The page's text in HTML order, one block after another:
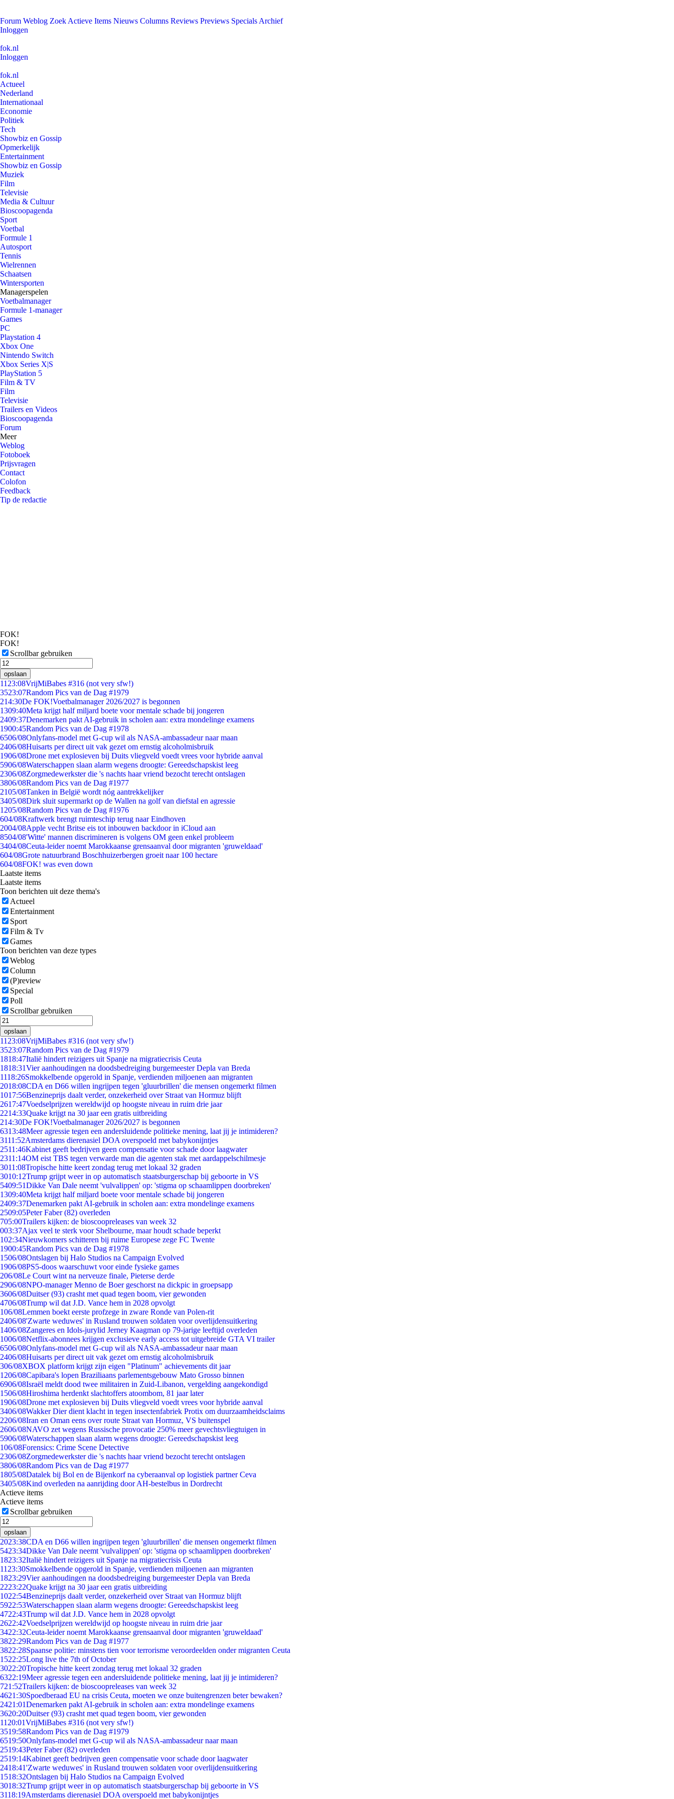
Forum Weblog Zoek Actieve Items Nieuws Columns Reviews Previews Specials Archief
Inloggen
fok.nl
Inloggen
fok.nl
Actueel
Nederland
Internationaal
Economie
Politiek
Tech
Showbiz en Gossip
Opmerkelijk
Entertainment
Showbiz en Gossip
Muziek
Film
Televisie
Media & Cultuur
Bioscoopagenda
Sport
Voetbal
Formule 1
Autosport
Tennis
Wielrennen
Schaatsen
Wintersporten
Managerspelen
Voetbalmanager
Formule 1-manager
Games
PC
Playstation 4
Xbox One
Nintendo Switch
Xbox Series X|S
PlayStation 5
Film & TV
Film
Televisie
Trailers en Videos
Bioscoopagenda
Forum
Meer
Weblog
Fotoboek
Prijsvragen
Contact
Colofon
Feedback
Tip de redactie
FOK!
FOK!
Scrollbar gebruiken
opslaan
11 23:08VrijMiBabes #316 (not very sfw!)
3523:07Random Pics van de Dag #1979
214:30De FOK!Voetbalmanager 2026/2027 is begonnen
1309:40Meta krijgt half miljard boete voor mentale schade bij jongeren
2409:37Denemarken pakt AI-gebruik in scholen aan: extra mondelinge examens
1900:45Random Pics van de Dag #1978
6506/08Onlyfans-model met G-cup wil als NASA-ambassadeur naar maan
2406/08Huisarts per direct uit vak gezet om ernstig alcoholmisbruik
1906/08Drone met explosieven bij Duits vliegveld voedt vrees voor hybride aanval
5906/08Waterschappen slaan alarm wegens droogte: Gereedschapskist leeg
2306/08Zorgmedewerkster die 's nachts haar vriend bezocht terecht ontslagen
3806/08Random Pics van de Dag #1977
2105/08Tanken in België wordt nóg aantrekkelijker
3405/08Dirk sluit supermarkt op de Wallen na golf van diefstal en agressie
1205/08Random Pics van de Dag #1976
604/08Kraftwerk brengt ruimteschip terug naar Eindhoven
2004/08Apple vecht Britse eis tot inbouwen backdoor in iCloud aan
8504/08'Witte' mannen discrimineren is volgens OM geen enkel probleem
3404/08Ceuta-leider noemt Marokkaanse grensaanval door migranten 'gruweldaad'
604/08Grote natuurbrand Boschhuizerbergen groeit naar 100 hectare
604/08FOK! was even down
Laatste items
Laatste items
Toon berichten uit deze thema's
Actueel
Entertainment
Sport
Film & Tv
Games
Toon berichten van deze types
Weblog
Column
(P)review
Special
Poll
Scrollbar gebruiken
opslaan
11 23:08VrijMiBabes #316 (not very sfw!)
3523:07Random Pics van de Dag #1979
1818:47Italië hindert reizigers uit Spanje na migratiecrisis Ceuta
1818:31Vier aanhoudingen na doodsbedreiging burgemeester Depla van Breda
1118:26Smokkelbende opgerold in Spanje, verdienden miljoenen aan migranten
2018:08CDA en D66 willen ingrijpen tegen 'gluurbrillen' die mensen ongemerkt filmen
1017:56Benzineprijs daalt verder, onzekerheid over Straat van Hormuz blijft
2617:47Voedselprijzen wereldwijd op hoogste niveau in ruim drie jaar
2214:33Quake krijgt na 30 jaar een gratis uitbreiding
214:30De FOK!Voetbalmanager 2026/2027 is begonnen
6313:48Meer agressie tegen een andersluidende politieke mening, laat jij je intimideren?
3111:52Amsterdams dierenasiel DOA overspoeld met babykonijntjes
2511:46Kabinet geeft bedrijven geen compensatie voor schade door laagwater
2311:14OM eist TBS tegen verwarde man die agenten stak met aardappelschilmesje
3011:08Tropische hitte keert zondag terug met lokaal 32 graden
3010:12Trump grijpt weer in op automatisch staatsburgerschap bij geboorte in VS
5409:51Dikke Van Dale neemt 'vulvalippen' op: 'stigma op schaamlippen doorbreken'
1309:40Meta krijgt half miljard boete voor mentale schade bij jongeren
2409:37Denemarken pakt AI-gebruik in scholen aan: extra mondelinge examens
2509:05Peter Faber (82) overleden
705:00Trailers kijken: de bioscoopreleases van week 32
003:37Ajax veel te sterk voor Shelbourne, maar houdt schade beperkt
102:34Nieuwkomers schitteren bij ruime Europese zege FC Twente
1900:45Random Pics van de Dag #1978
1506/08Ontslagen bij Halo Studios na Campaign Evolved
1906/08PS5-doos waarschuwt voor einde fysieke games
206/08Le Court wint na nerveuze finale, Pieterse derde
2906/08NPO-manager Menno de Boer geschorst na dickpic in groepsapp
3606/08Duitser (93) crasht met quad tegen boom, vier gewonden
4706/08Trump wil dat J.D. Vance hem in 2028 opvolgt
106/08Lemmen boekt eerste profzege in zware Ronde van Polen-rit
2406/08'Zwarte weduwes' in Rusland trouwen soldaten voor overlijdensuitkering
1406/08Zangeres en Idols-jurylid Jerney Kaagman op 79-jarige leeftijd overleden
1006/08Netflix-abonnees krijgen exclusieve early access tot uitgebreide GTA VI trailer
6506/08Onlyfans-model met G-cup wil als NASA-ambassadeur naar maan
2406/08Huisarts per direct uit vak gezet om ernstig alcoholmisbruik
306/08XBOX platform krijgt zijn eigen "Platinum" achievements dit jaar
1206/08Capibara's lopen Braziliaans parlementsgebouw Mato Grosso binnen
6906/08Israël meldt dood twee militairen in Zuid-Libanon, vergelding aangekondigd
1506/08Hiroshima herdenkt slachtoffers atoombom, 81 jaar later
1906/08Drone met explosieven bij Duits vliegveld voedt vrees voor hybride aanval
3406/08Wakker Dier dient klacht in tegen insectenfabriek Protix om duurzaamheidsclaims
2206/08Iran en Oman eens over route Straat van Hormuz, VS buitenspel
2606/08NAVO zet wegens Russische provocatie 250% meer gevechtsvliegtuigen in
5906/08Waterschappen slaan alarm wegens droogte: Gereedschapskist leeg
106/08Forensics: Crime Scene Detective
2306/08Zorgmedewerkster die 's nachts haar vriend bezocht terecht ontslagen
3806/08Random Pics van de Dag #1977
1805/08Datalek bij Bol en de Bijenkorf na cyberaanval op logistiek partner Ceva
3405/08Kind overleden na aanrijding door AH-bestelbus in Dordrecht
Actieve items
Actieve items
Scrollbar gebruiken
opslaan
2023:38CDA en D66 willen ingrijpen tegen 'gluurbrillen' die mensen ongemerkt filmen
5423:34Dikke Van Dale neemt 'vulvalippen' op: 'stigma op schaamlippen doorbreken'
1823:32Italië hindert reizigers uit Spanje na migratiecrisis Ceuta
11 23:30Smokkelbende opgerold in Spanje, verdienden miljoenen aan migranten
1823:29Vier aanhoudingen na doodsbedreiging burgemeester Depla van Breda
2223:22Quake krijgt na 30 jaar een gratis uitbreiding
1022:54Benzineprijs daalt verder, onzekerheid over Straat van Hormuz blijft
5922:53Waterschappen slaan alarm wegens droogte: Gereedschapskist leeg
4722:43Trump wil dat J.D. Vance hem in 2028 opvolgt
2622:42Voedselprijzen wereldwijd op hoogste niveau in ruim drie jaar
3422:32Ceuta-leider noemt Marokkaanse grensaanval door migranten 'gruweldaad'
3822:29Random Pics van de Dag #1977
3822:28Spaanse politie: minstens tien voor terrorisme veroordeelden onder migranten Ceuta
1522:25Long live the 7th of October
3022:20Tropische hitte keert zondag terug met lokaal 32 graden
6322:19Meer agressie tegen een andersluidende politieke mening, laat jij je intimideren?
721:52Trailers kijken: de bioscoopreleases van week 32
4621:30Spoedberaad EU na crisis Ceuta, moeten we onze buitengrenzen beter bewaken?
2421:01Denemarken pakt AI-gebruik in scholen aan: extra mondelinge examens
3620:20Duitser (93) crasht met quad tegen boom, vier gewonden
11 20:01VrijMiBabes #316 (not very sfw!)
3519:58Random Pics van de Dag #1979
6519:50Onlyfans-model met G-cup wil als NASA-ambassadeur naar maan
2519:43Peter Faber (82) overleden
2519:14Kabinet geeft bedrijven geen compensatie voor schade door laagwater
2418:41'Zwarte weduwes' in Rusland trouwen soldaten voor overlijdensuitkering
1518:32Ontslagen bij Halo Studios na Campaign Evolved
3018:32Trump grijpt weer in op automatisch staatsburgerschap bij geboorte in VS
3118:19Amsterdams dierenasiel DOA overspoeld met babykonijntjes